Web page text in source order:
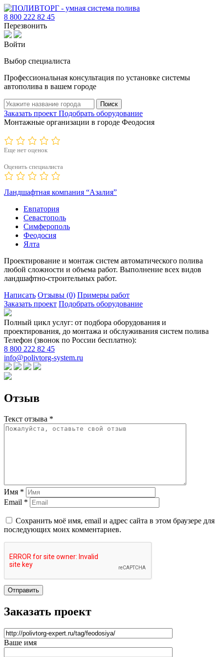
8 800 222 82 45
Перезвонить
Войти
Выбор специалиста
Профессиональная консультация по установке системы
автополива в вашем городе
Поиск
Заказать проект Подобрать оборудование
Монтажные организации в городе Феодосия
Еще нет оценок
Оценить специалиста
Ландшафтная компания “Азалия”
Евпатория
Севастополь
Симферополь
Феодосия
Ялта
Проектирование и монтаж систем автоматического полива
любой сложности и объема работ. Выполнение всех видов
ландшафтно-строительных работ.
Написать Отзывы (0) Примеры работ
Заказать проект Подобрать оборудование
Полный цикл услуг: от подбора оборудования и
проектирования, до монтажа и обслуживания систем полива
Телефон (звонок по России бесплатно):
8 800 222 82 45
info@polivtorg-system.ru
Отзыв
Текст отзыва *
Имя *
Email *
Сохранить моё имя, email и адрес сайта в этом браузере для
последующих моих комментариев.
Отправить
Заказать проект
Ваше имя